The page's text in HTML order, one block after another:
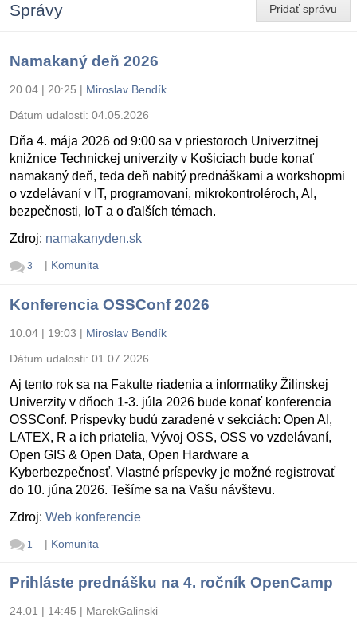
Pridať správu
Správy
Namakaný deň 2026
20.04 | 20:25 | Miroslav Bendík
Dátum udalosti: 04.05.2026
Dňa 4. mája 2026 od 9:00 sa v priestoroch Univerzitnej
knižnice Technickej univerzity v Košiciach bude konať
namakaný deň, teda deň nabitý prednáškami a workshopmi
o vzdelávaní v IT, programovaní, mikrokontroléroch, AI,
bezpečnosti, IoT a o ďalších témach.
Zdroj: namakanyden.sk
3 | Komunita
Konferencia OSSConf 2026
10.04 | 19:03 | Miroslav Bendík
Dátum udalosti: 01.07.2026
Aj tento rok sa na Fakulte riadenia a informatiky Žilinskej
Univerzity v dňoch 1-3. júla 2026 bude konať konferencia
OSSConf. Príspevky budú zaradené v sekciách: Open AI,
LATEX, R a ich priatelia, Vývoj OSS, OSS vo vzdelávaní,
Open GIS & Open Data, Open Hardware a
Kyberbezpečnosť. Vlastné príspevky je možné registrovať
do 10. júna 2026. Tešíme sa na Vašu návštevu.
Zdroj: Web konferencie
1 | Komunita
Prihláste prednášku na 4. ročník OpenCamp
24.01 | 14:45 | MarekGalinski